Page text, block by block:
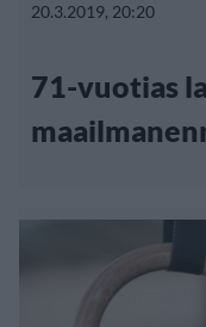
20.3.2019, 20:20
71-vuotias